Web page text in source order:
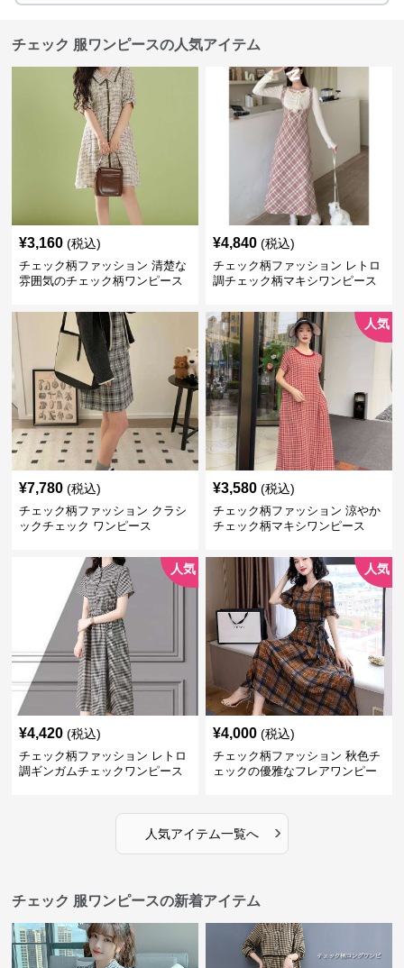
チェック 服ワンピースの人気アイテム
¥3,160 (税込)
チェック柄ファッション 清楚な
雰囲気のチェック柄ワンピース
¥4,840 (税込)
チェック柄ファッション レトロ
調チェック柄マキシワンピース
¥7,780 (税込)
チェック柄ファッション クラシ
ックチェック ワンピース
人気
¥3,580 (税込)
チェック柄ファッション 涼やか
チェック柄マキシワンピース
人気
¥4,420 (税込)
チェック柄ファッション レトロ
調ギンガムチェックワンピース
人気
¥4,000 (税込)
チェック柄ファッション 秋色チ
ェックの優雅なフレアワンピー
人気アイテム一覧へ ›
チェック 服ワンピースの新着アイテム